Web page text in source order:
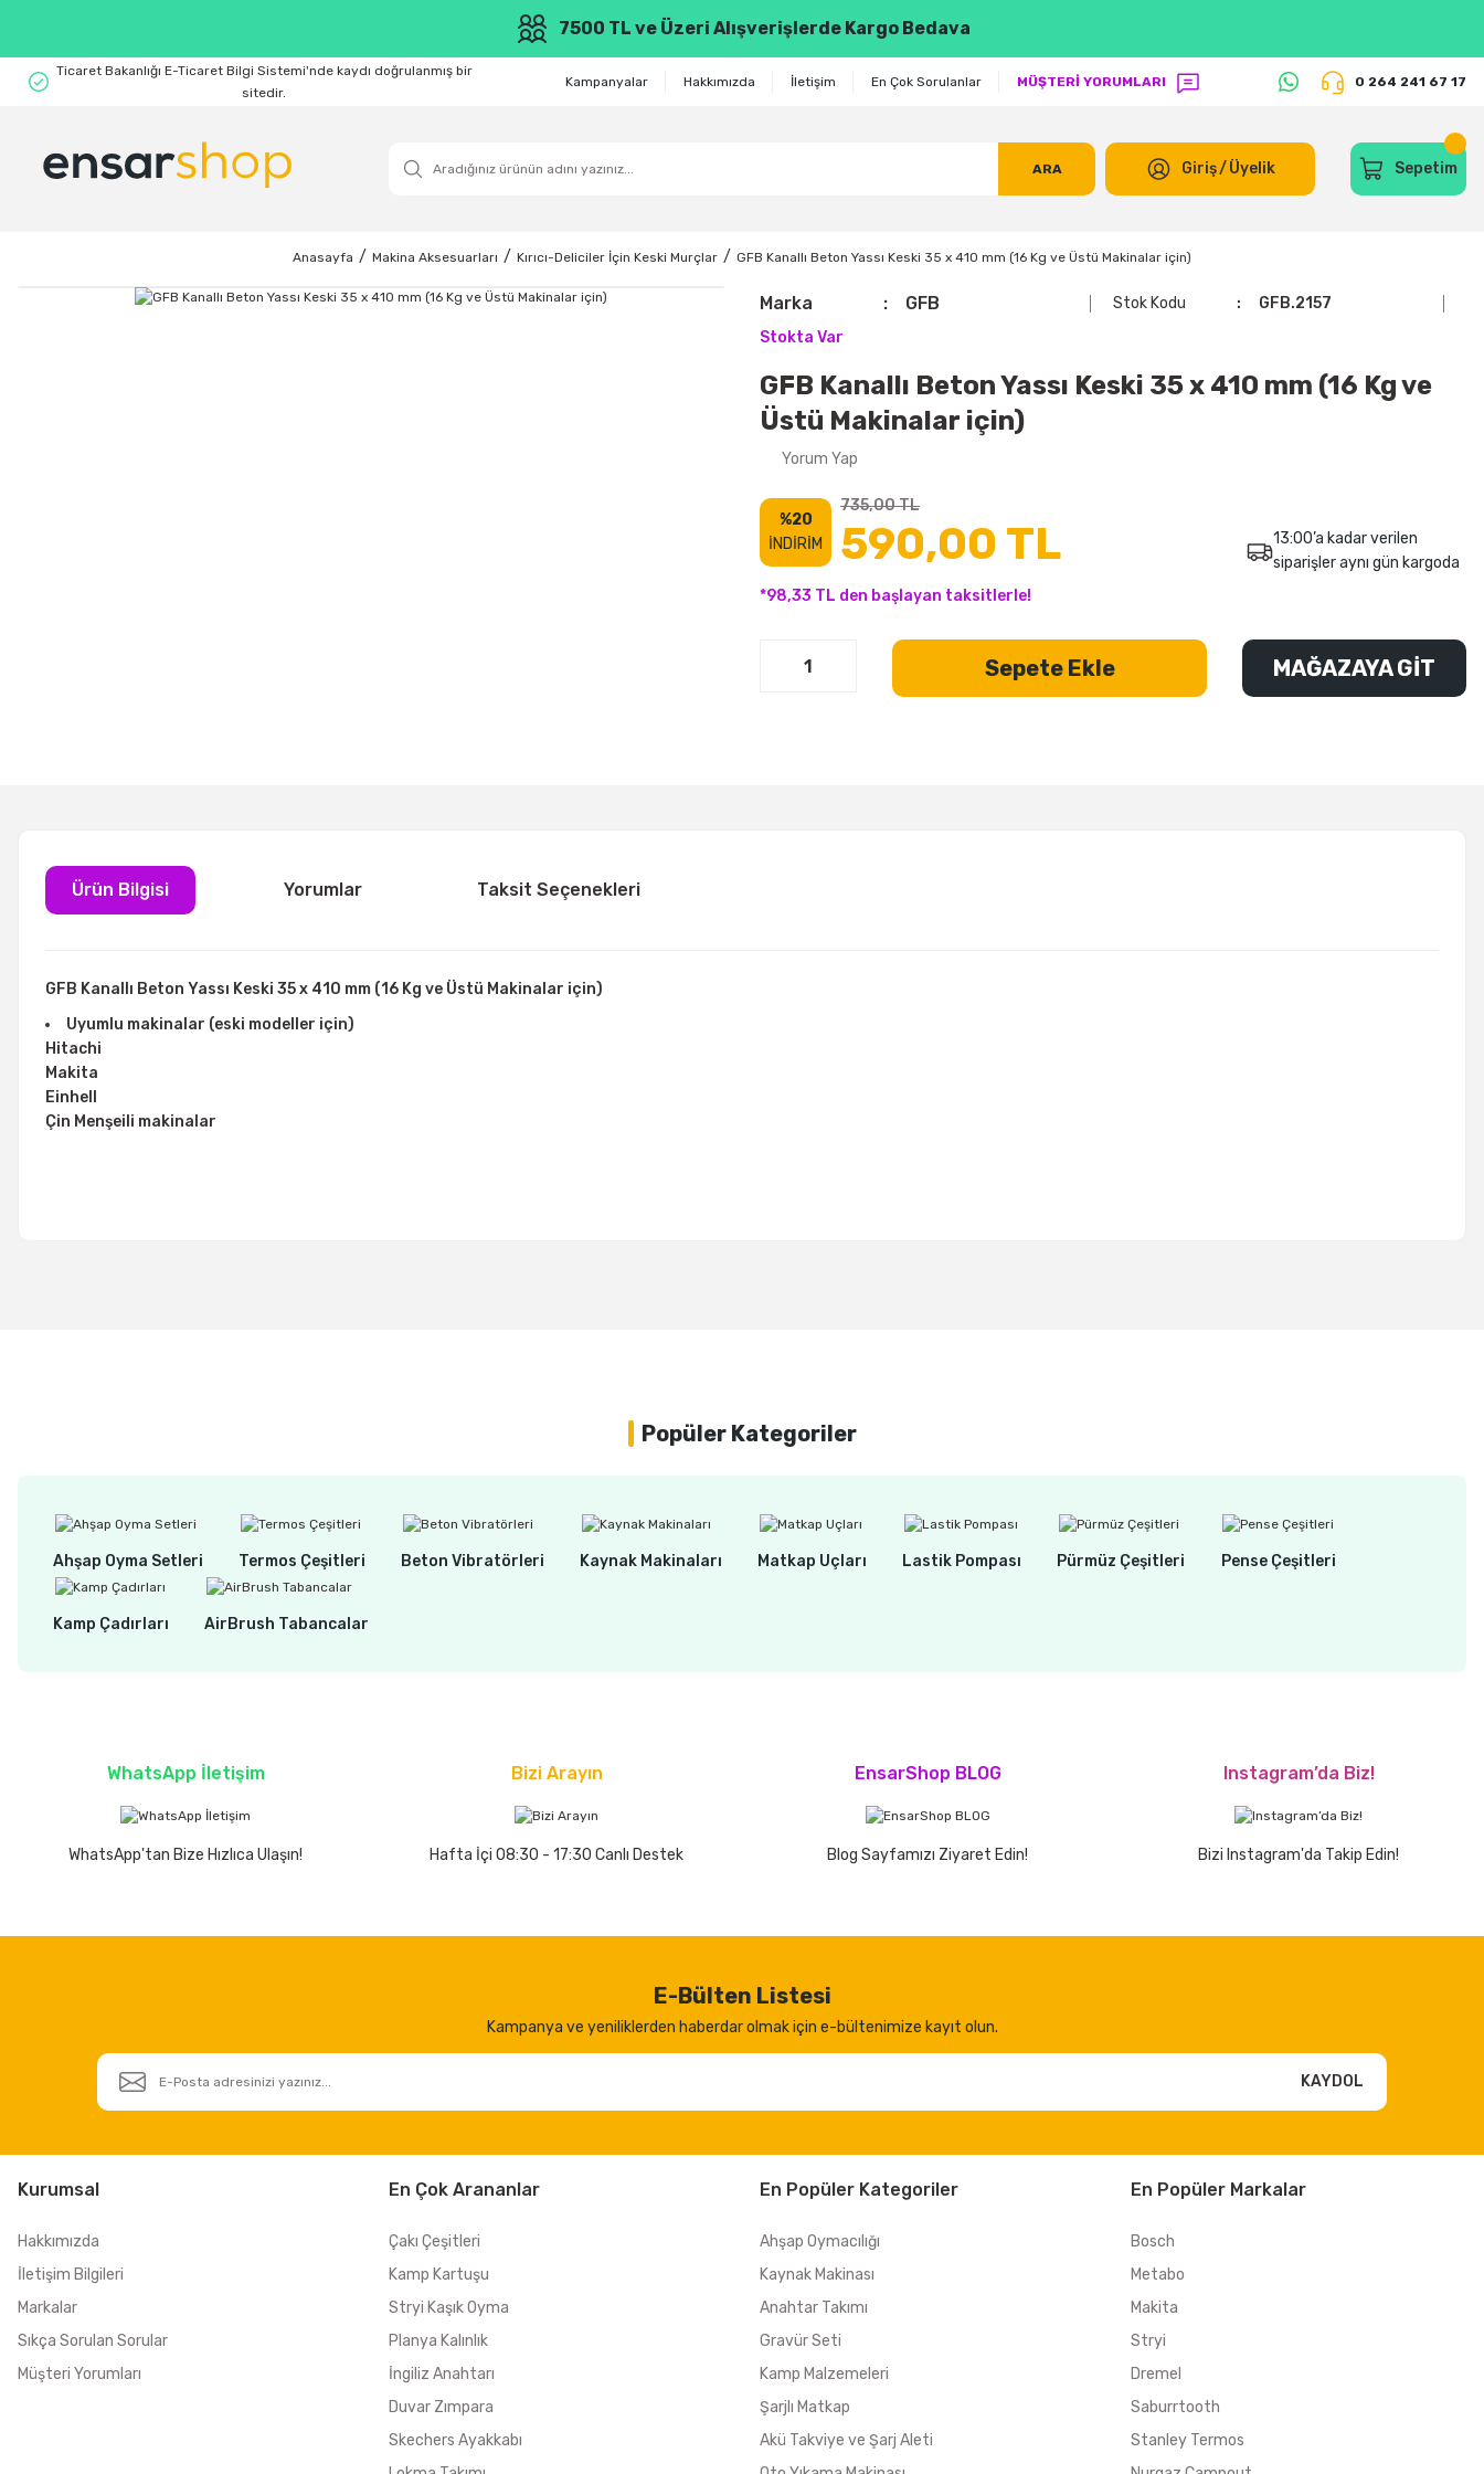
7500 TL ve Üzeri Alışverişlerde Kargo Bedava
Ticaret Bakanlığı E-Ticaret Bilgi Sistemi'nde kaydı doğrulanmış bir
sitedir.
Kampanyalar Hakkımızda İletişim En Çok Sorulanlar MÜŞTERİ YORUMLARI 0 264 241 67 17
ARA Giriş/Üyelik Sepetim
Anasayfa Makina Aksesuarları Kırıcı-Deliciler İçin Keski Murçlar GFB Kanallı Beton Yassı Keski 35 x 410 mm (16 Kg ve Üstü Makinalar için)
Marka GFB Stok Kodu
GFB.2157
Stokta Var
GFB Kanallı Beton Yassı Keski 35 x 410 mm (16 Kg ve
Üstü Makinalar için)
Yorum Yap
%20
İNDİRİM
735,00 TL
590,00 TL
*98,33 TL den başlayan taksitlerle!
13:00’a kadar verilen
siparişler aynı gün kargoda
Sepete Ekle MAĞAZAYA GİT
Ürün Bilgisi Yorumlar Taksit Seçenekleri
GFB Kanallı Beton Yassı Keski 35 x 410 mm (16 Kg ve Üstü Makinalar için)
Uyumlu makinalar (eski modeller için)
Hitachi
Makita
Einhell
Çin Menşeili makinalar
Popüler Kategoriler
Ahşap Oyma Setleri Termos Çeşitleri Beton Vibratörleri Kaynak Makinaları Matkap Uçları Lastik Pompası Pürmüz Çeşitleri Pense Çeşitleri
Kamp Çadırları AirBrush Tabancalar
WhatsApp İletişim
WhatsApp'tan Bize Hızlıca Ulaşın!
Bizi Arayın
Hafta İçi 08:30 - 17:30 Canlı Destek
EnsarShop BLOG
Blog Sayfamızı Ziyaret Edin!
Instagram’da Biz!
Bizi Instagram'da Takip Edin!
E-Bülten Listesi
Kampanya ve yeniliklerden haberdar olmak için e-bültenimize kayıt olun.
KAYDOL
Kurumsal
Hakkımızda
İletişim Bilgileri
Markalar
Sıkça Sorulan Sorular
Müşteri Yorumları
En Çok Arananlar
Çakı Çeşitleri
Kamp Kartuşu
Stryi Kaşık Oyma
Planya Kalınlık
İngiliz Anahtarı
Duvar Zımpara
Skechers Ayakkabı
En Popüler Kategoriler
Ahşap Oymacılığı
Kaynak Makinası
Anahtar Takımı
Gravür Seti
Kamp Malzemeleri
Şarjlı Matkap
Akü Takviye ve Şarj Aleti
En Popüler Markalar
Bosch
Metabo
Makita
Stryi
Dremel
Saburrtooth
Stanley Termos